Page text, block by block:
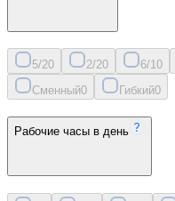
5/20 2/20 6/10
Сменный0 Гибкий0
Рабочие часы в день